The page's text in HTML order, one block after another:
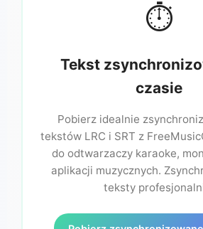
⏱️
Tekst
czasie
Pobierz idealnie
tekstów LRC i SRT z
do odtwarzaczy karaoke,
aplikacji muzycznych.
teksty